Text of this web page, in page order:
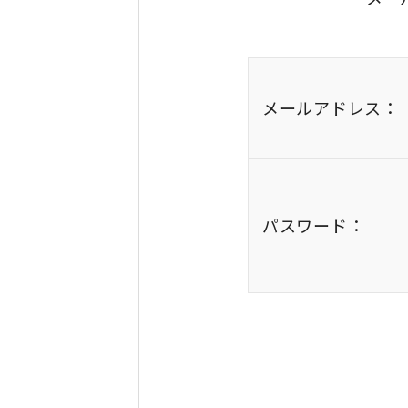
メールアドレス：
パスワード：